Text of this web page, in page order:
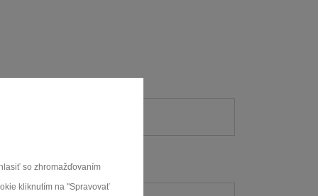
so zhromažďovaním
kliknutím na "Spravovať